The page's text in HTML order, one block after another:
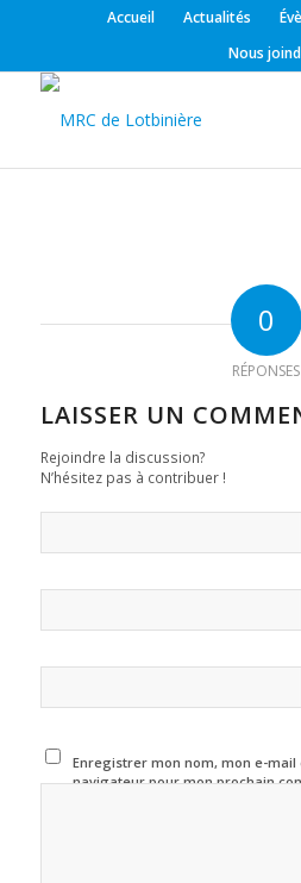
Accueil Actualités
Nous
0
RÉPONSES
LAISSER UN
Rejoindre la discussion?
N’hésitez pas à contribuer !
Enregistrer mon nom, mon e-mail
navigateur pour mon prochain